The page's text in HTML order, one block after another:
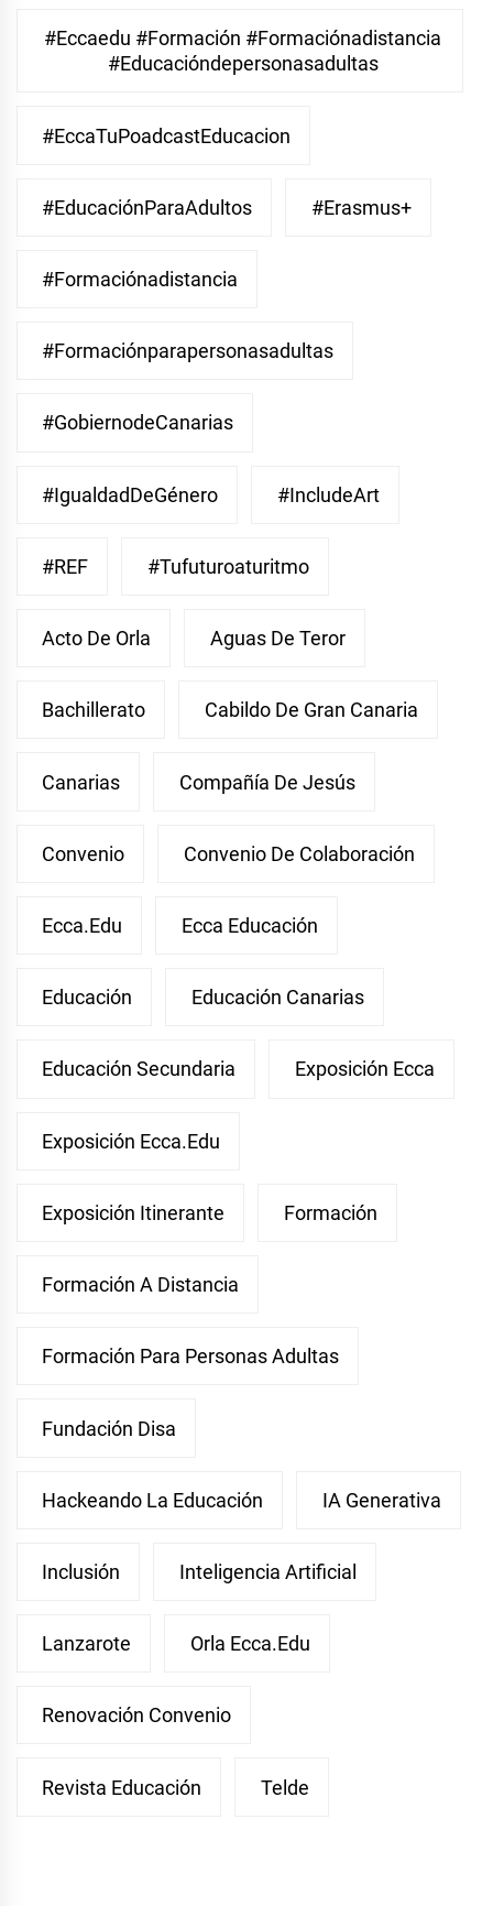
#eccaedu #formación #formaciónadistancia
#educacióndepersonasadultas
#EccaTuPoadcastEducacion
#EducaciónParaAdultos #Erasmus+
#Formaciónadistancia
#Formaciónparapersonasadultas
#GobiernodeCanarias
#IgualdadDeGénero #IncludeArt
#REF #Tufuturoaturitmo
Acto De Orla Aguas De Teror
Bachillerato Cabildo De Gran Canaria
Canarias Compañía De Jesús
Convenio Convenio De Colaboración
Ecca.edu Ecca Educación
Educación Educación Canarias
Educación Secundaria Exposición Ecca
Exposición Ecca.edu
Exposición Itinerante Formación
Formación A Distancia
Formación Para Personas Adultas
Fundación Disa
Hackeando La Educación IA Generativa
Inclusión Inteligencia Artificial
Lanzarote Orla Ecca.edu
Renovación Convenio
Revista Educación Telde